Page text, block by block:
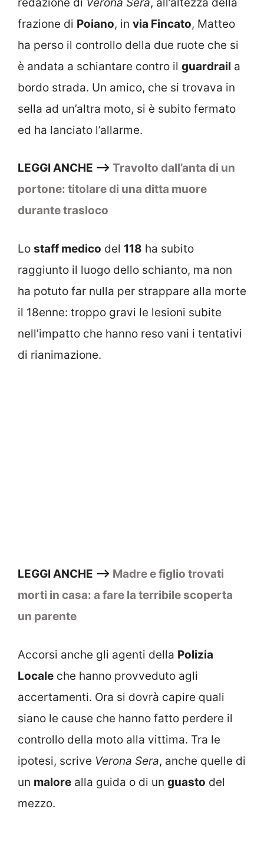
frazione di Poiano, in via Fincato, Matteo
ha perso il controllo della due ruote che si
è andata a schiantare contro il guardrail a
bordo strada. Un amico, che si trovava in
sella ad un’altra moto, si è subito fermato
ed ha lanciato l’allarme.
LEGGI ANCHE —> Travolto dall’anta di un
portone: titolare di una ditta muore
durante trasloco
Lo staff medico del 118 ha subito
raggiunto il luogo dello schianto, ma non
ha potuto far nulla per strappare alla morte
il 18enne: troppo gravi le lesioni subite
nell’impatto che hanno reso vani i tentativi
di rianimazione.
LEGGI ANCHE —> Madre e figlio trovati
morti in casa: a fare la terribile scoperta
un parente
Accorsi anche gli agenti della Polizia
Locale che hanno provveduto agli
accertamenti. Ora si dovrà capire quali
siano le cause che hanno fatto perdere il
controllo della moto alla vittima. Tra le
ipotesi, scrive Verona Sera, anche quelle di
un malore alla guida o di un guasto del
mezzo.